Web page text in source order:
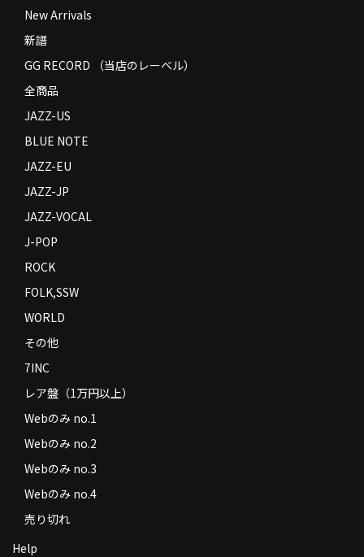
特定商取引法に基づく表示
Contact
New Arrivals
新譜
GG RECORD （当店のレーベル）
全商品
JAZZ-US
BLUE NOTE
JAZZ-EU
JAZZ-JP
JAZZ-VOCAL
J-POP
ROCK
FOLK,SSW
WORLD
その他
7INC
レア盤（1万円以上）
Webのみ no.1
Webのみ no.2
Webのみ no.3
Webのみ no.4
売り切れ
Help